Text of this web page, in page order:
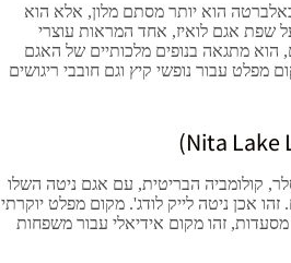
הוא יותר מסתם מלון, אלא הוא
שפת אגם לואיז, אחד המראות עוצרי
הוא מתגאה בנופים מלכותיים של האגם
מפלט עבור נופשי קיץ וגם חובבי ריגושים
קולומביה הבריטית, עם אגם ניטה השלו
אכן ניטה לייק לודג'. מקום מפלט יוקרתי
זהו מקום אידיאלי עבור משפחות